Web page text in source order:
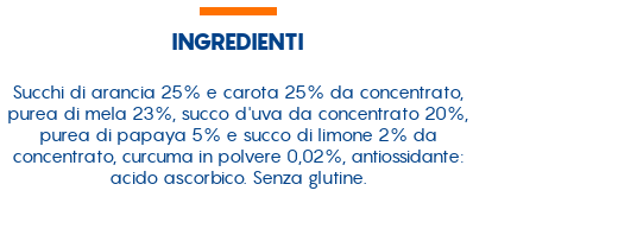
INGREDIENTI
Succhi di arancia 25% e carota 25% da concentrato,
purea di mela 23%, succo d'uva da concentrato 20%,
purea di papaya 5% e succo di limone 2% da
concentrato, curcuma in polvere 0,02%, antiossidante:
acido ascorbico. Senza glutine.